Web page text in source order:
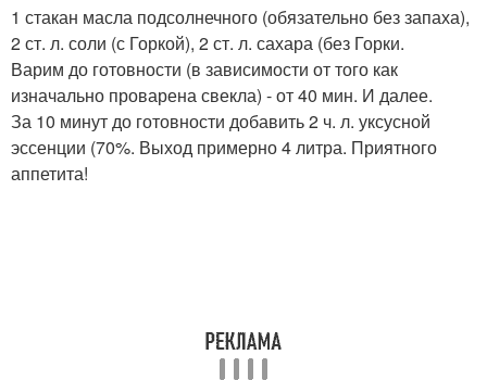
1 стакан масла подсолнечного (обязательно без запаха),
2 ст. л. соли (с Горкой), 2 ст. л. сахара (без Горки.
Варим до готовности (в зависимости от того как
изначально проварена свекла) - от 40 мин. И далее.
За 10 минут до готовности добавить 2 ч. л. уксусной
эссенции (70%. Выход примерно 4 литра. Приятного
аппетита!